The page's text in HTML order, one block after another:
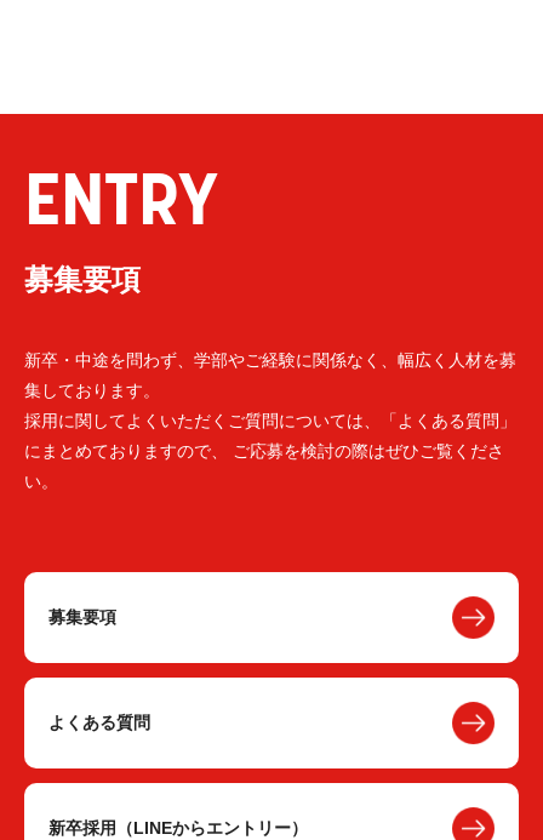
ENTRY
募集要項
新卒・中途を問わず、学部やご経験に関係なく、幅広く人材を募
集しております。
採用に関してよくいただくご質問については、「よくある質問」
にまとめておりますので、 ご応募を検討の際はぜひご覧くださ
い。
募集要項
よくある質問
新卒採用（LINEからエントリー）